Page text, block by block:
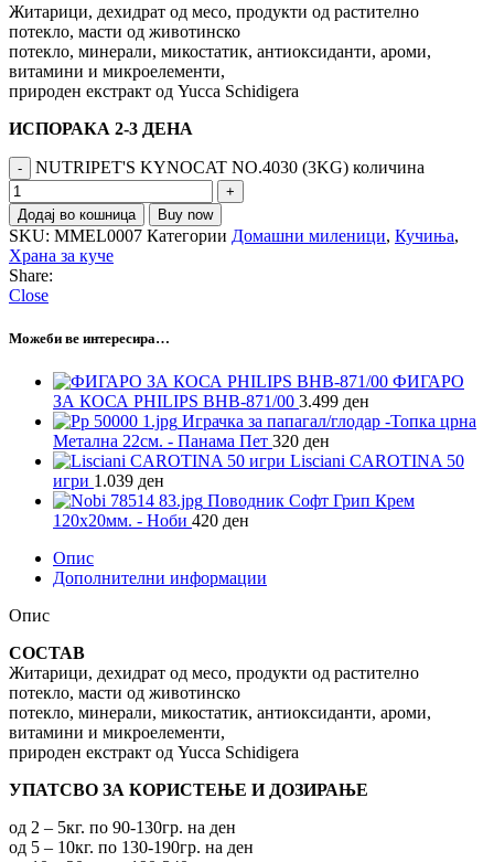
Житарици, дехидрат од месо, продукти од растително
потекло, масти од животинско
потекло, минерали, микостатик, антиоксиданти, ароми,
витамини и микроелементи,
природен екстракт од Yucca Schidigera
ИСПОРАКА 2-3 ДЕНА
NUTRIPET'S KYNOCAT NO.4030 (3KG) количина
Додај во кошница Buy now
SKU: MMEL0007 Категории Домашни миленици, Кучиња,
Храна за куче
Share:
Close
Можеби ве интересира…
ФИГАРО
ЗА КОСА PHILIPS BHB-871/00 3.499 ден
Играчка за папагал/глодар -Топка црна
Метална 22см. - Панама Пет 320 ден
Lisciani CAROTINA 50
игри 1.039 ден
Поводник Софт Грип Крем
120х20мм. - Ноби 420 ден
Опис
Дополнителни информации
Опис
СОСТАВ
Житарици, дехидрат од месо, продукти од растително
потекло, масти од животинско
потекло, минерали, микостатик, антиоксиданти, ароми,
витамини и микроелементи,
природен екстракт од Yucca Schidigera
УПАТСВО ЗА КОРИСТЕЊЕ И ДОЗИРАЊЕ
од 2 – 5кг. по 90-130гр. на ден
од 5 – 10кг. по 130-190гр. на ден